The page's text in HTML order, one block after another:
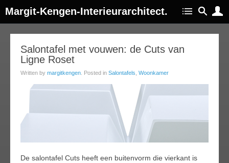
Margit-Kengen-Interieurarchitect.
Salontafel met vouwen: de Cuts van
Ligne Roset
Written by margitkengen . Posted in Salontafels Woonkamer
De salontafel Cuts heeft een buitenvorm die vierkant is